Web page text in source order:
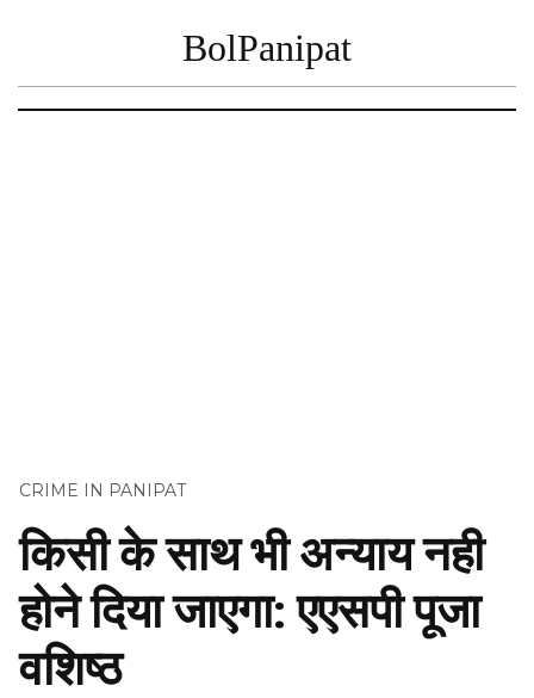
BolPanipat
CRIME IN PANIPAT
किसी के साथ भी अन्याय नही
होने दिया जाएगा: एएसपी पूजा
वशिष्ठ